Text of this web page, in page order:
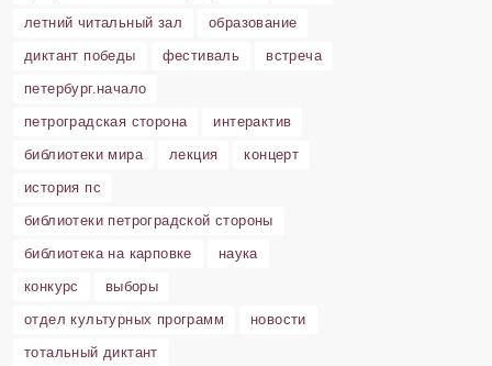
летний читальный зал
образование
диктант победы
фестиваль
встреча
петербург.начало
петроградская сторона
интерактив
библиотеки мира
лекция
концерт
история пс
библиотеки петроградской стороны
библиотека на карповке
наука
конкурс
выборы
отдел культурных программ
новости
тотальный диктант